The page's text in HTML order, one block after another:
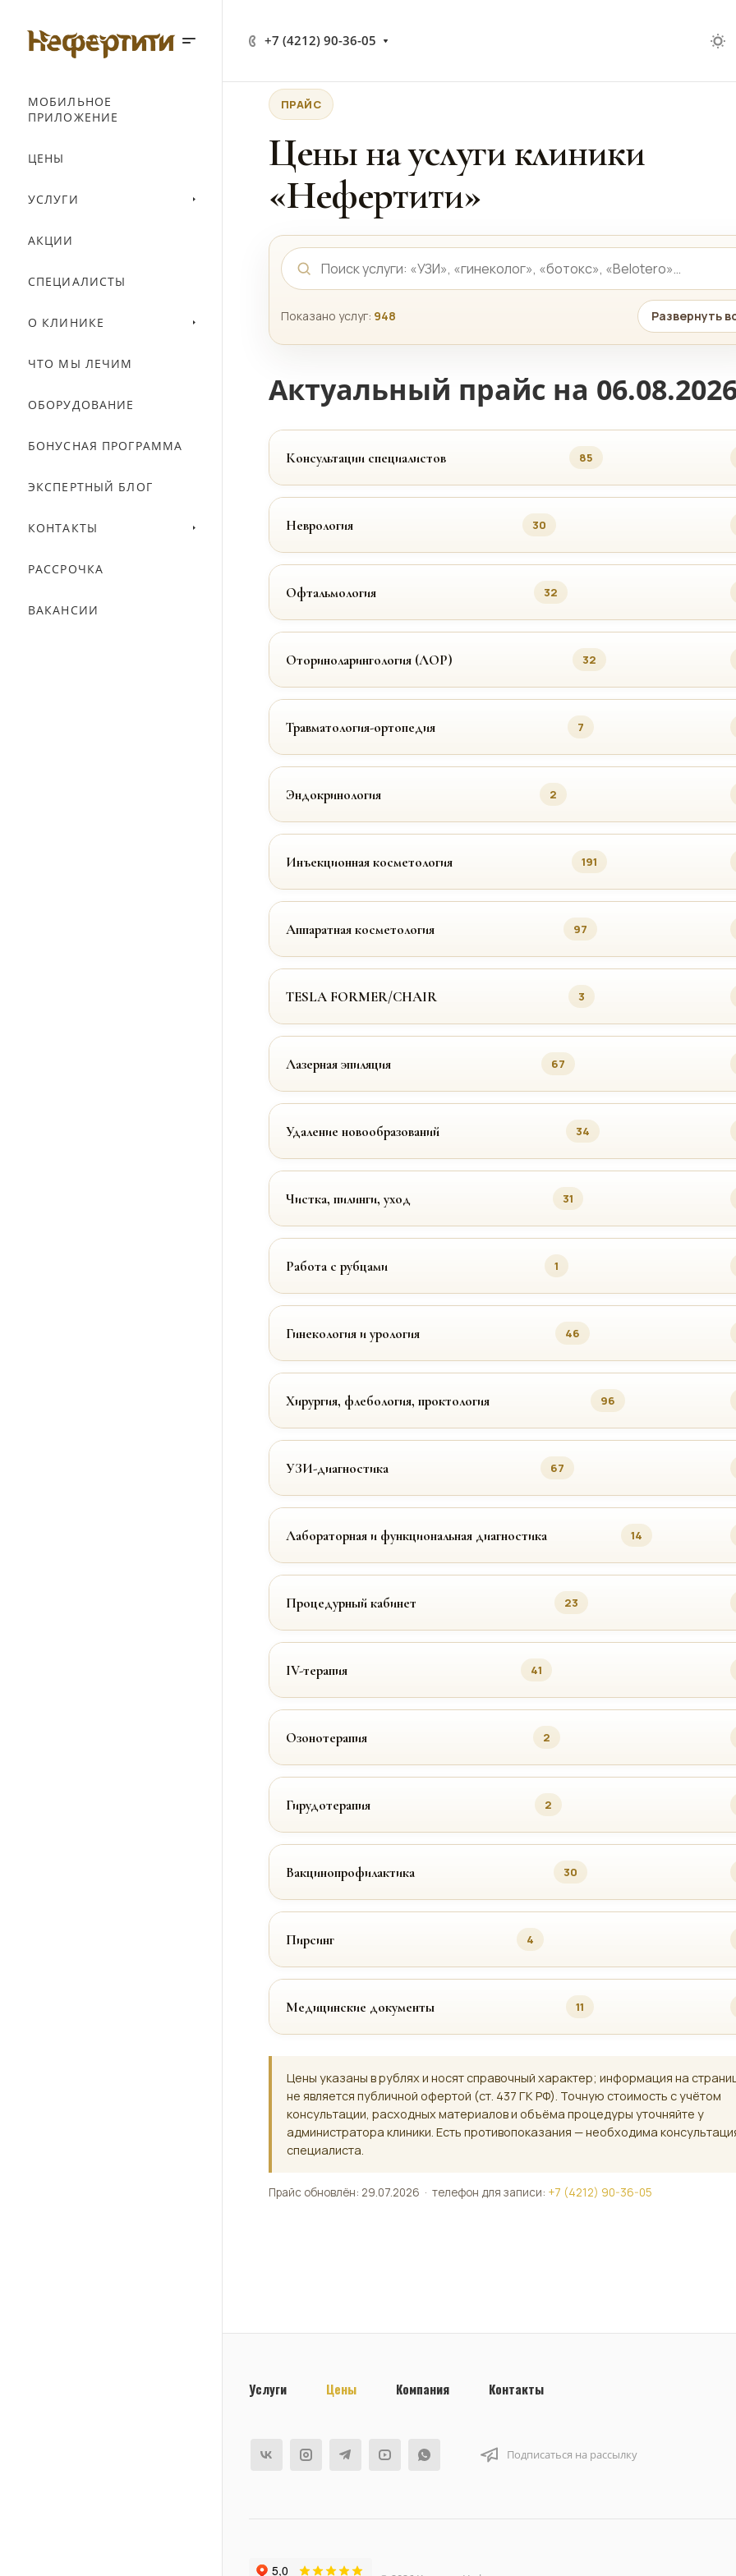
+7 (4212) 90-36-05
МОБИЛЬНОЕ
ПРИЛОЖЕНИЕ
ЦЕНЫ
УСЛУГИ
АКЦИИ
СПЕЦИАЛИСТЫ
О КЛИНИКЕ
ЧТО МЫ ЛЕЧИМ
ОБОРУДОВАНИЕ
БОНУСНАЯ ПРОГРАММА
ЭКСПЕРТНЫЙ БЛОГ
КОНТАКТЫ
РАССРОЧКА
ВАКАНСИИ
ПРАЙС
Цены на услуги клиники
«Нефертити»
Показано услуг: 948 Развернуть
Актуальный прайс на
Консультации специалистов 85
Неврология 30
Офтальмология 32
Оториноларингология (ЛОР) 32
Травматология-ортопедия 7
Эндокринология 2
Инъекционная косметология 191
Аппаратная косметология 97
TESLA FORMER/CHAIR 3
Лазерная эпиляция 67
Удаление новообразований 34
Чистка, пилинги, уход 31
Работа с рубцами 1
Гинекология и урология 46
Хирургия, флебология, проктология 96
УЗИ-диагностика 67
Лабораторная и функциональная диагностика 14
Процедурный кабинет 23
IV-терапия 41
Озонотерапия 2
Гирудотерапия 2
Вакцинопрофилактика 30
Пирсинг 4
Медицинские документы 11
Цены указаны в рублях и носят справочный характер; информация на
не является публичной офертой (ст. 437 ГК РФ). Точную стоимость с учётом
консультации, расходных материалов и объёма процедуры уточняйте у
администратора клиники. Есть противопоказания — необходима
специалиста.
Прайс обновлён: 29.07.2026 · телефон для записи: +7 (4212) 90-36-05
Услуги Цены Компания Контакты
Подписаться на рассылку